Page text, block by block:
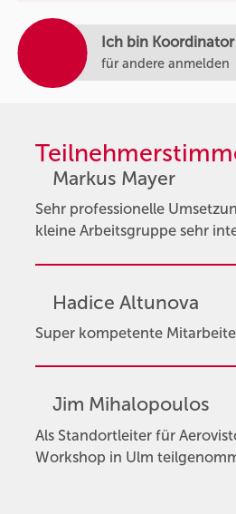
Ich bin Koordinator
für andere anmelden
Markus Mayer
Sehr professionelle
kleine Arbeitsgruppe sehr
Hadice Altunova
Super kompetente
Jim Mihalopoulos
Als Standortleiter für
Workshop in Ulm